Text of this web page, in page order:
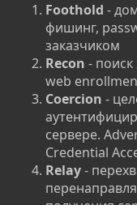
Foothold -
фишинг,
заказчиком
Recon - поиск
web
Coercion -
сервере.
Credential
Relay-